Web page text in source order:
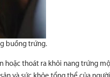
buồng trứng.
hoặc thoát ra khỏi nang trứng